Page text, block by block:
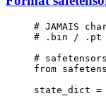
# JAMAIS
# .bin / .pt
#
from
state_dict =